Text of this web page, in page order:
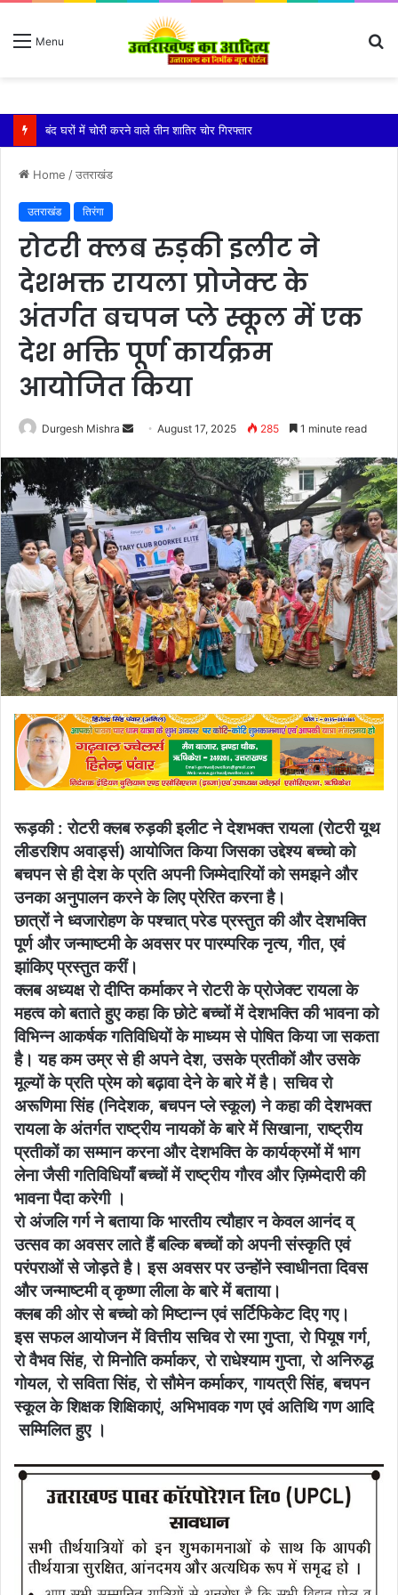
Menu
बारिश ने बढ़ाई दहशत, दरकने लगी जमीन, 10 परिवारों ने छोड़े घर
Home /उतराखंड
उतराखंड तिरंगा
रोटरी क्लब रुड़की इलीट ने
देशभक्त रायला प्रोजेक्ट के
अंतर्गत बचपन प्ले स्कूल में एक
देश भक्ति पूर्ण कार्यक्रम
आयोजित किया
Durgesh Mishra
Send
email
August 17, 2025 285 1 minute read
रूड़की : रोटरी क्लब रुड़की इलीट ने देशभक्त रायला (रोटरी यूथ
लीडरशिप अवार्ड्स) आयोजित किया जिसका उद्देश्य बच्चो को
बचपन से ही देश के प्रति अपनी जिम्मेदारियों को समझने और
उनका अनुपालन करने के लिए प्रेरित करना है।
छात्रों ने ध्वजारोहण के पश्चात् परेड प्रस्तुत की और देशभक्ति
पूर्ण और जन्माष्टमी के अवसर पर पारम्परिक नृत्य, गीत, एवं
झांकिए प्रस्तुत करीं।
क्लब अध्यक्ष रो दीप्ति कर्माकर ने रोटरी के प्रोजेक्ट रायला के
महत्व को बताते हुए कहा कि छोटे बच्चों में देशभक्ति की भावना को
विभिन्न आकर्षक गतिविधियों के माध्यम से पोषित किया जा सकता
है। यह कम उम्र से ही अपने देश, उसके प्रतीकों और उसके
मूल्यों के प्रति प्रेम को बढ़ावा देने के बारे में है। सचिव रो
अरूणिमा सिंह (निदेशक, बचपन प्ले स्कूल) ने कहा की देशभक्त
रायला के अंतर्गत राष्ट्रीय नायकों के बारे में सिखाना, राष्ट्रीय
प्रतीकों का सम्मान करना और देशभक्ति के कार्यक्रमों में भाग
लेना जैसी गतिविधियाँ बच्चों में राष्ट्रीय गौरव और ज़िम्मेदारी की
भावना पैदा करेगी ।
रो अंजलि गर्ग ने बताया कि भारतीय त्यौहार न केवल आनंद व्
उत्सव का अवसर लाते हैं बल्कि बच्चों को अपनी संस्कृति एवं
परंपराओं से जोड़ते है। इस अवसर पर उन्होंने स्वाधीनता दिवस
और जन्माष्टमी व् कृष्णा लीला के बारे में बताया।
क्लब की ओर से बच्चो को मिष्टान्न एवं सर्टिफिकेट दिए गए।
इस सफल आयोजन में वित्तीय सचिव रो रमा गुप्ता, रो पियूष गर्ग,
रो वैभव सिंह, रो मिनोति कर्माकर, रो राधेश्याम गुप्ता, रो अनिरुद्ध
गोयल, रो सविता सिंह, रो सौमेन कर्माकर, गायत्री सिंह, बचपन
स्कूल के शिक्षक शिक्षिकाएं, अभिभावक गण एवं अतिथि गण आदि
सम्मिलित हुए ।